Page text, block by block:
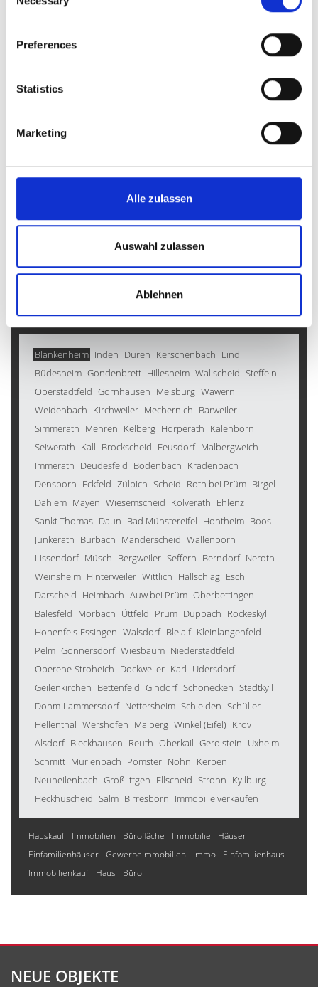
Selection
Preferences
Statistics
Marketing
Alle zulassen
Auswahl zulassen
Ablehnen
Blankenheim
in traumhafter Lage in Blankenheim
ZIMMER
Blankenheim Inden Düren Kerschenbach Lind
Büdesheim Gondenbrett Hillesheim Wallscheid Steffeln
Oberstadtfeld Gornhausen Meisburg Wawern
Weidenbach Kirchweiler Mechernich Barweiler
Simmerath Mehren Kelberg Horperath Kalenborn
Seiwerath Kall Brockscheid Feusdorf Malbergweich
Immerath Deudesfeld Bodenbach Kradenbach
Densborn Eckfeld Zülpich Scheid Roth bei Prüm Birgel
Dahlem Mayen Wiesemscheid Kolverath Ehlenz
Sankt Thomas Daun Bad Münstereifel Hontheim Boos
Jünkerath Burbach Manderscheid Wallenborn
Lissendorf Müsch Bergweiler Seffern Berndorf Neroth
Weinsheim Hinterweiler Wittlich Hallschlag Esch
Darscheid Heimbach Auw bei Prüm Oberbettingen
Balesfeld Morbach Üttfeld Prüm Duppach Rockeskyll
Hohenfels-Essingen Walsdorf Bleialf Kleinlangenfeld
Pelm Gönnersdorf Wiesbaum Niederstadtfeld
Oberehe-Stroheich Dockweiler Karl Üdersdorf
Geilenkirchen Bettenfeld Gindorf Schönecken Stadtkyll
Dohm-Lammersdorf Nettersheim Schleiden Schüller
Hellenthal Wershofen Malberg Winkel (Eifel) Kröv
Alsdorf Bleckhausen Reuth Oberkail Gerolstein Üxheim
Schmitt Mürlenbach Pomster Nohn Kerpen
Neuheilenbach Großlittgen Ellscheid Strohn Kyllburg
Heckhuscheid Salm Birresborn Immobilie verkaufen
Hauskauf Immobilien Bürofläche Immobilie
Häuser
Einfamilienhäuser Gewerbeimmobilien Immo
Einfamilienhaus
Immobilienkauf
Haus Büro
NEUE OBJEKTE